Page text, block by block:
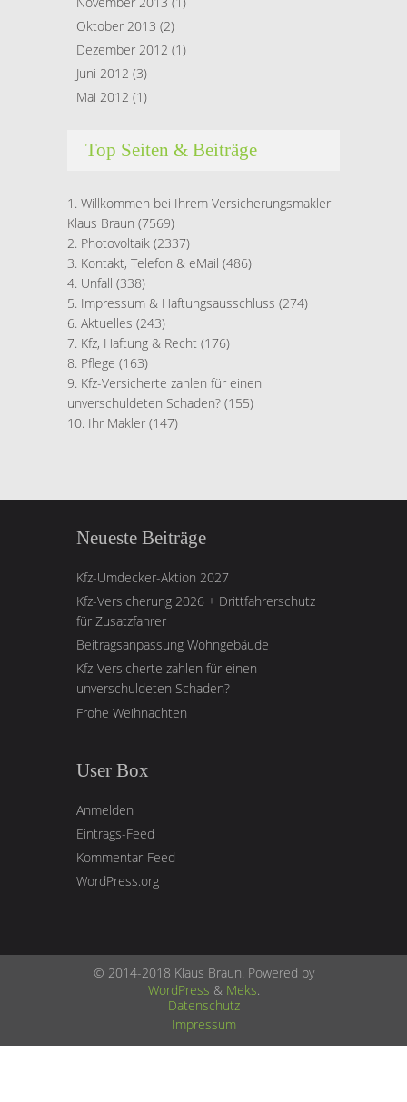
Oktober 2013 (2)
Dezember 2012 (1)
Juni 2012 (3)
Mai 2012 (1)
Top Seiten & Beiträge
Willkommen bei Ihrem Versicherungsmakler
Klaus Braun (7569)
Photovoltaik (2337)
Kontakt, Telefon & eMail (486)
Unfall (338)
Impressum & Haftungsausschluss (274)
Aktuelles (243)
Kfz, Haftung & Recht (176)
Pflege (163)
Kfz-Versicherte zahlen für einen
unverschuldeten Schaden? (155)
Ihr Makler (147)
Neueste Beiträge
Kfz-Umdecker-Aktion 2027
Kfz-Versicherung 2026 + Drittfahrerschutz
für Zusatzfahrer
Beitragsanpassung Wohngebäude
Kfz-Versicherte zahlen für einen
unverschuldeten Schaden?
Frohe Weihnachten
User Box
Anmelden
Eintrags-Feed
Kommentar-Feed
WordPress.org
© 2014-2018 Klaus Braun. Powered by
WordPress & Meks.
Datenschutz
Impressum